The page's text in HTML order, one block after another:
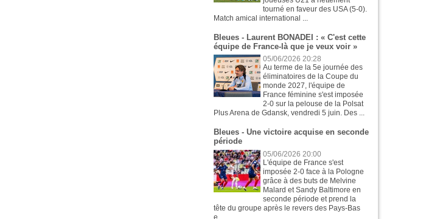
tourné en faveur des USA (5-0).
Match amical international ...
Bleues - Laurent BONADEI : « C'est cette
équipe de France-là que je veux voir »
05/06/2026 20:28
Au terme de la 5e journée des
éliminatoires de la Coupe du
monde 2027, l'équipe de
France féminine s'est imposée
2-0 sur la pelouse de la Polsat
Plus Arena de Gdansk, vendredi 5 juin. Des ...
Bleues - Une victoire acquise en seconde
période
05/06/2026 20:00
L'équipe de France s'est
imposée 2-0 face à la Pologne
grâce à des buts de Melvine
Malard et Sandy Baltimore en
seconde période et prend la
tête du groupe après le revers des Pays-Bas
e...